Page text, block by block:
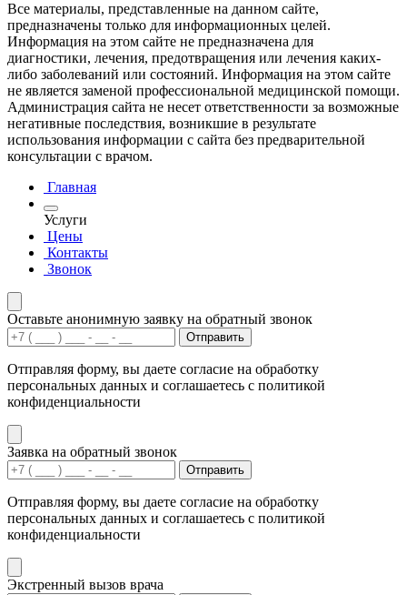
Все материалы, представленные на данном сайте,
предназначены только для информационных целей.
Информация на этом сайте не предназначена для
диагностики, лечения, предотвращения или лечения каких-
либо заболеваний или состояний. Информация на этом сайте
не является заменой профессиональной медицинской помощи.
Администрация сайта не несет ответственности за возможные
негативные последствия, возникшие в результате
использования информации с сайта без предварительной
консультации с врачом.
Главная
Услуги
Цены
Контакты
Звонок
Оставьте анонимную заявку на обратный звонок
Отправить
Отправляя форму, вы даете согласие на обработку
персональных данных и соглашаетесь с политикой
конфиденциальности
Заявка на обратный звонок
Отправить
Отправляя форму, вы даете согласие на обработку
персональных данных и соглашаетесь с политикой
конфиденциальности
Экстренный вызов врача